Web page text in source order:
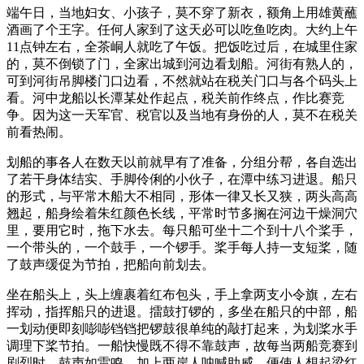
端午日，当地妇女、小孩子，莫不穿了新衣，额角上用雄黄蘸
酒画了个王字。任何人家到了这天必可以吃鱼吃肉。大约上午
11点钟左右，全茶峒人就吃了午饭。把饭吃过后，在城里住家
的，莫不倒锁了门，全家出城到河边看划船。河街有熟人的，
可到河街吊脚楼门口边看，不然就站在税关门口与各个码头上
看。河中龙船以长潭某处作起点，税关前作终点，作比赛竞
争。因为这一天军官、税官以及当地有身份的人，莫不在税关
前看热闹。
划船的事各人在数天以前就早有了准备，分组分帮，各自选出
了若干身体结实、手脚伶俐的小伙子，在潭中练习进退。船只
的形式，与平常木船大不相同，形体一律又长又狭，两头高高
翘起，船身绘着朱红颜色长线，平常时节多搁在河边干燥洞穴
里，要用它时，拖下水去。每只船可坐十二个到十八个桨手，
一个带头的，一个鼓手，一个锣手。桨手每人持一支短桨，随
了鼓声缓促为节拍，把船向前划去。
坐在船头上，头上缠裹着红布包头，手上拿两支小令旗，左右
挥动，指挥船只的进退。擂鼓打锣的，多坐在船只的中部，船
一划动便即刻嘭嘭铛铛把锣鼓很单纯的敲打起来，为划桨水手
调理下桨节拍。一船快慢既不得不靠鼓声，故每当两船竞赛到